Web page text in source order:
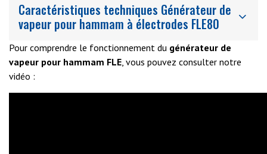
Caractéristiques techniques Générateur de
vapeur pour hammam à électrodes FLE80
Pour comprendre le fonctionnement du générateur de
vapeur pour hammam FLE, vous pouvez consulter notre
vidéo :